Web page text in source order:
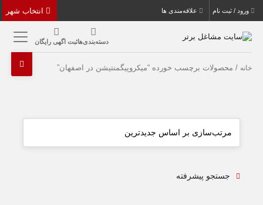
ورود / ثبت نام علاقه‌مندی ها
دسته‌بندی‌هاثبت اگهی رایگان
خانه / محصولات برچسب خورده “میکروپیگمنتیشن در اصفهان”
جستجو پیشرفته